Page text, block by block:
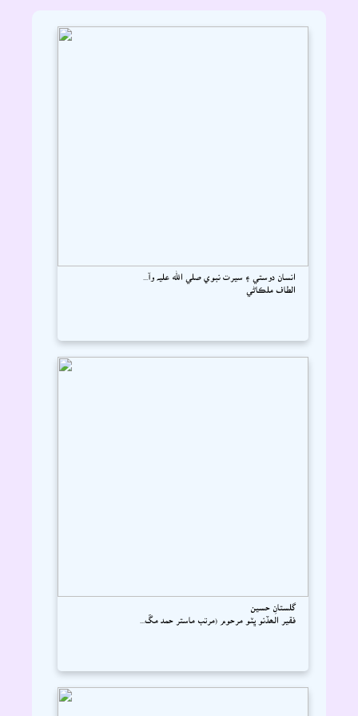
انسان دوستي ۽ سيرت نبوي صلي الله عليہ وآ...
الطاف ملڪاڻي
گلستانِ حسين
فقير الھڏنو ڀٽو مرحوم (مرتب ماستر حمد مڱ...